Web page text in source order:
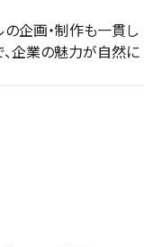
の企画・制作も一貫し
、企業の魅力が自然に